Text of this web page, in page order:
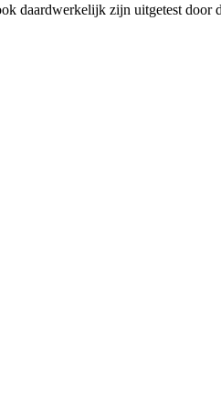
daardwerkelijk zijn uitgetest door